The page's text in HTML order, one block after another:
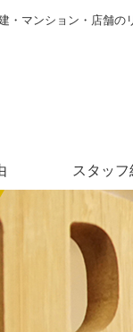
・マンション・店舗の
スタッフ